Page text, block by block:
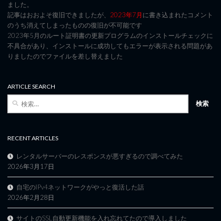
ました。
記事はおおよそ復旧できましたが、 2023年7月に書き込まれたコメント
のうち消えてしまったものの復旧が不可能です
2023年5月のルート証明書の更新プログラムのインストールチェックに
不具合があり、インストールに成功してもエラーが表示される問題があ
りましたのでファイルを差し替えました
ARTICLE SEARCH
RECENT ARTICLES
レンタルサーバーのレスポンスが悪すぎるので調べてみた
2026年3月17日
自宅のIPv4ネットワークがやっと復活した話
2026年2月28日
サイトのSSL自動更新機能を入れ忘れてたので導入しました